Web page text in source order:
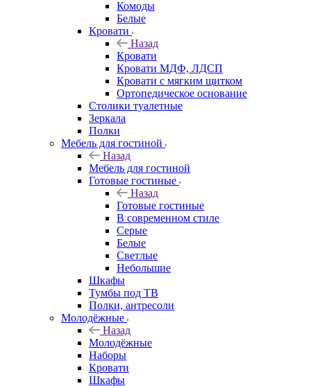
Комоды
Белые
Кровати
Назад
Кровати
Кровати МДФ, ЛДСП
Кровати с мягким щитком
Ортопедическое основание
Столики туалетные
Зеркала
Полки
Мебель для гостиной
Назад
Мебель для гостиной
Готовые гостиные
Назад
Готовые гостиные
В современном стиле
Серые
Белые
Светлые
Небольшие
Шкафы
Тумбы под ТВ
Полки, антресоли
Молодёжные
Назад
Молодёжные
Наборы
Кровати
Шкафы